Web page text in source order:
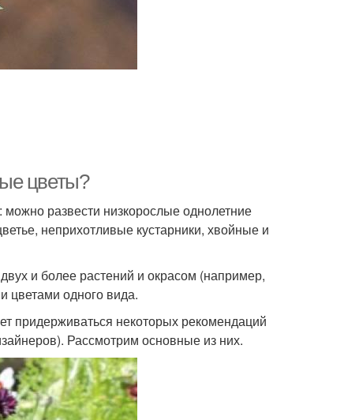
цветы?
развести низкорослые однолетние
неприхотливые кустарники, хвойные и
и более растений и окрасом (например,
цветами одного вида.
придерживаться некоторых рекомендаций
Рассмотрим основные из них.